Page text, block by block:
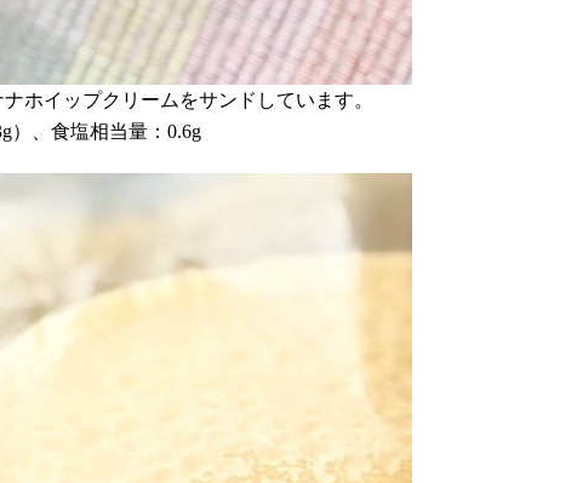
ホイップクリームをサンドしています。
）、食塩相当量：0.6g